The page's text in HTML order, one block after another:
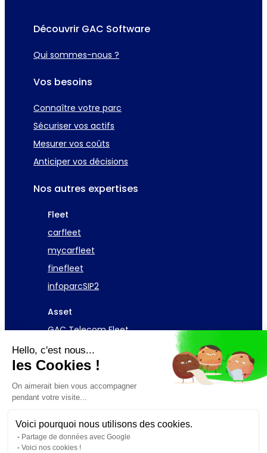
Hello, c'est nous...
les Cookies !
On aimerait bien vous accompagner
pendant votre visite...
Voici pourquoi nous utilisons des cookies.
Partage de données avec Google
Voici nos cookies !
Découvrir GAC Software
Qui sommes-nous ?
Vos besoins
Connaître votre parc
Sécuriser vos actifs
Mesurer vos coûts
Anticiper vos décisions
Nos autres expertises
Fleet
carfleet
mycarfleet
finefleet
infoparcSIP2
Asset
GAC Telecom Fleet
Demander une démo
© 2026 GAC Software – Design par